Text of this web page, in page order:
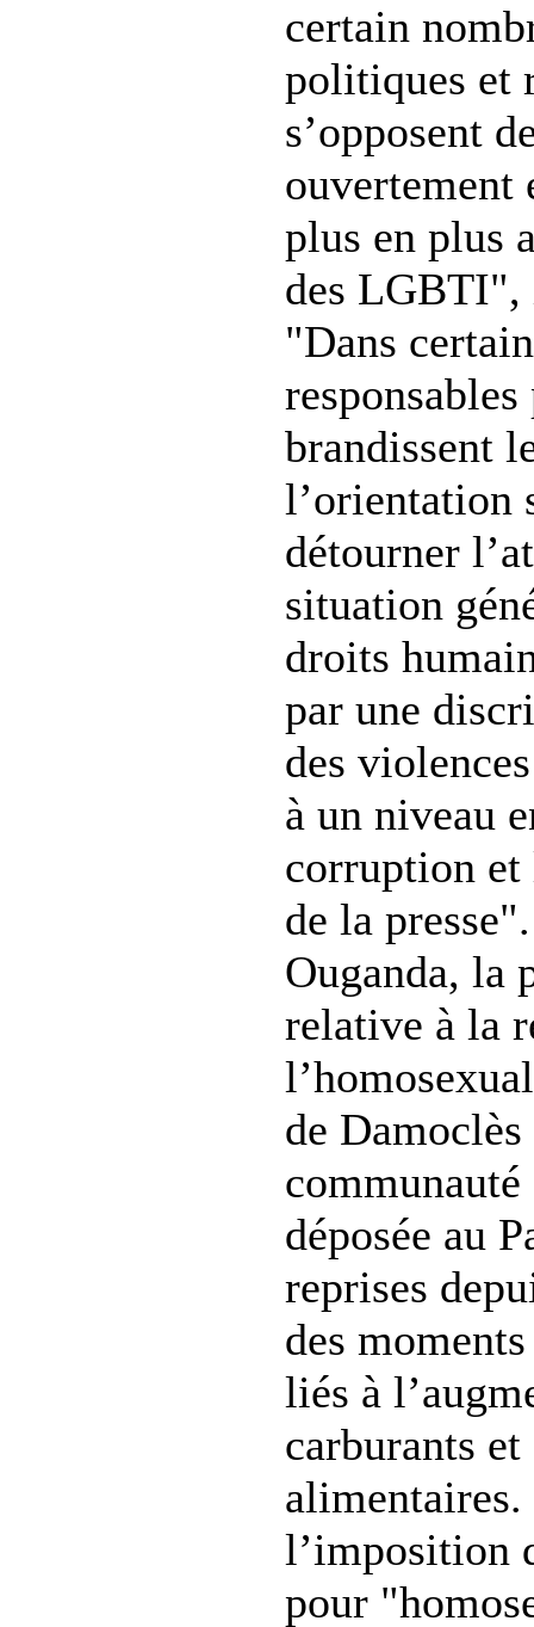
certain
politiques et
s’opposent
ouvertement
plus en plus
des LGBTI",
"Dans
brandissent
l’orientation
détourner
situation
droits
par une
des
à un niveau
corruption et
de la
Ouganda, la
relative à la
de
déposée au
reprises
des
liés à
carburants et
l’imposition
pour